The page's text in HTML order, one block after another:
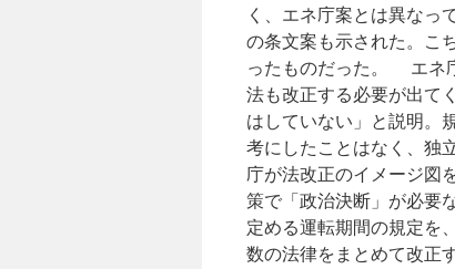
く、エネ庁案とは異な
の条文案も示された。こ
ったものだった。 エネ
法も改正する必要が出て
はしていない」と説明。
考にしたことはなく、独
庁が法改正のイメージ図
策で「政治決断」が必
定める運転期間の規定を
数の法律をまとめて改正